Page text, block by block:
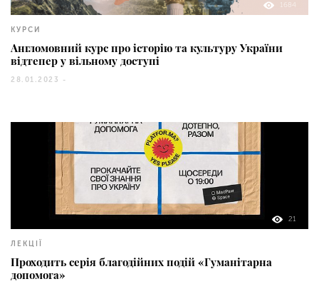
1684
КУРСИ
Англомовний курс про історію та культуру України
відтепер у вільному доступі
28.01.2023 -
21
ЛЕКЦІЇ
Проходить серія благодійних подій «Гуманітарна
допомога»